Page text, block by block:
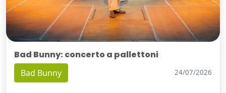
Bad Bunny: concerto a pallettoni
Bad Bunny 24/07/2026